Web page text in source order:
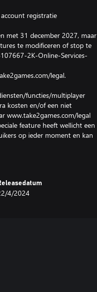
registratie
met 31 december 2027, maar
te modificeren of stop te
2K-Online-Services-
legal.
functies/multiplayer
kosten en/of een niet
www.take2games.com/legal
feature heeft wellicht een
op ieder moment en kan
kopiëren, wijzigen,
pay for play, of
4/2024